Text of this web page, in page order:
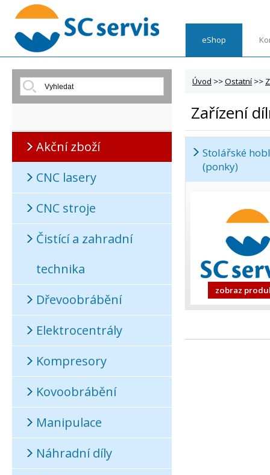
eShop
Akční zboží
CNC lasery
CNC stroje
Čistící a zahradní
technika
Dřevoobrábění
Elektrocentrály
Kompresory
Kovoobrábění
Manipulace
Náhradní díly
Úvod >>Ostatní>>
Zařízení
Stolářské
(ponky)
zobraz